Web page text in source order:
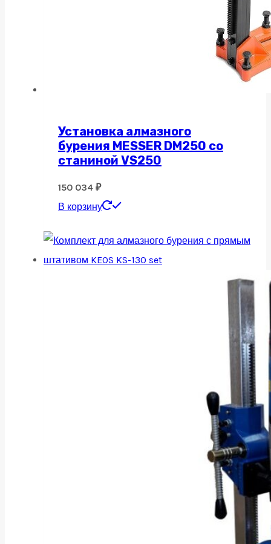
Установка алмазного
бурения MESSER DM250 со
станиной VS250
150 034 ₽
В корзину